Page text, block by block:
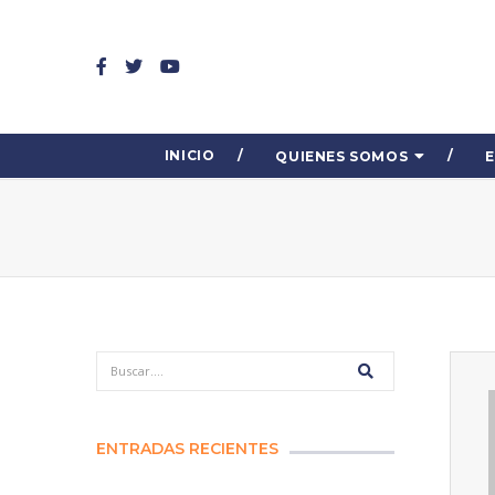
INICIO QUIENES SOMOS
ENTRADAS RECIENTES